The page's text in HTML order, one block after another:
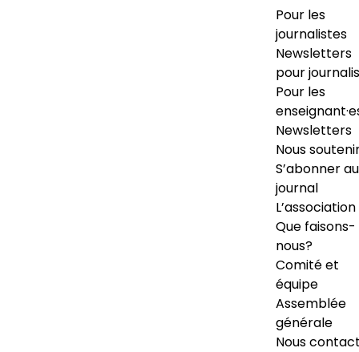
Pour les
journalistes
Newsletters
pour
Pour les
Newsletters
Nous
S’abonner au
journal
L’association
Que faisons-
nous?
Comité et
équipe
Assemblée
générale
Nous